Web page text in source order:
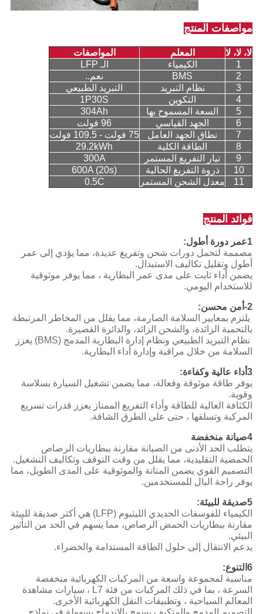
مواصفات المنتج
لا، لا، لا المعلم
المواصفات
1
الكيمياء
الـ LFP
2
BMS
نعم..
3
نظام التبريد
التبريد الطبيعي
4
التكوين
1P30S
5
السعة المسموح بها
304Ah
6
الجهد القياسي
96 فولت
7
نطاق الجهد العامل
75 فولت - 109.5 فولت
8
الطاقة الكلية
29.2kWh
9
تيار التفريغ المستمر
300A
10
ذروة التفريغ الحالية
600A (20s)
11
معدل الشحن المستمر 0.5C
فوائد المنتج
1عمر دورة أطول:
مصممة لتحمل دورات شحن وتفريغ عديدة، مما يؤدي إلى عمر
أطول وتقليل تكاليف الاستبدال.
يضمن أداء ثابت على مدى عمر البطارية ، مما يوفر موثوقية
للاستخدام اليومي.
2-أمن محسن:
يلتزم بمعايير السلامة الصارمة، مما يقلل من المخاطر المرتبطة
بالتحمية الزائدة، والشحن الزائد، والدائرة القصيرة.
نظام التبريد الطبيعي ونظام إدارة البطارية المدمج (BMS) يعزز
السلامة من خلال مراقبة وإدارة أداء البطارية.
3أداء عالية وكفاءة:
يوفر طاقة موثوقة وفعالة، مما يضمن تشغيل السيارة بسلاسة
وقوية.
الكثافة العالية للطاقة وأداء التفريغ الممتاز يعزز قدرات تسريع
المركبة وتسلقها ، حتى على الطرق الشاقة.
4صيانة منخفضة
يتطلب الحد الأدنى من الصيانة مقارنة ببطاريات الرصاص
الحمضية التقليدية، مما يقلل من وقت التوقف وتكاليف التشغيل.
التصميم القوي يضمن المتانة والموثوقية على المدى الطويل، مما
يوفر راحة البال للمستخدمين.
5صديقة للبيئة:
الكيمياء للفوسفات الحديدي الليثيوم (LFP) هي أكثر صديقة للبيئة
مقارنة ببطاريات الحمض الرصاص، مما يسهم في الحد من التأثير
البيئي.
يدعم الانتقال إلى حلول الطاقة المستدامة والخضراء.
6التنوع:
مناسبة لمجموعة واسعة من المركبات الكهربائية منخفضة
السرعة ، بما في ذلك المركبات من فئة L7 ، سيارات مشاهدة
المعالم السياحية ، وتطبيقات النقل الكهربائية الأخرى.